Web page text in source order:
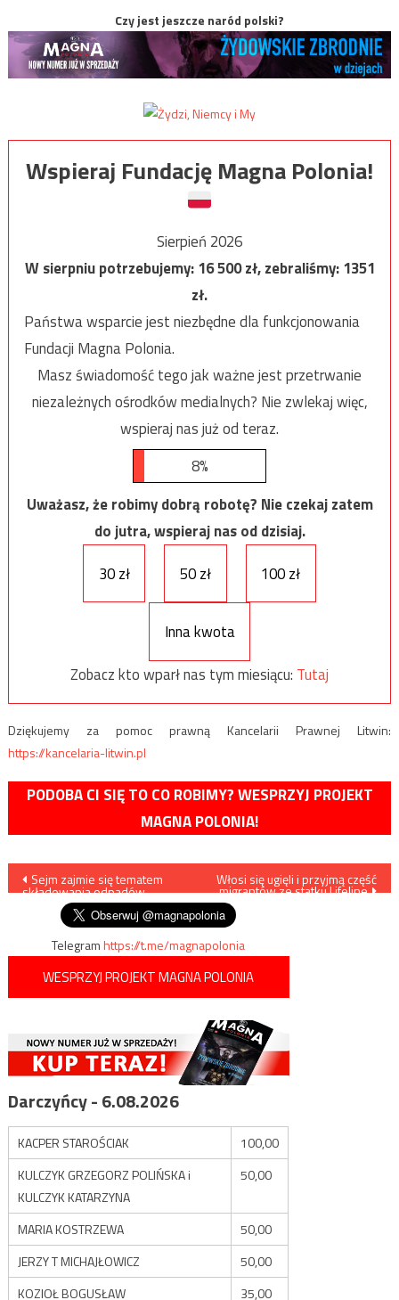
Czy jest jeszcze naród polski?
Wspieraj Fundację Magna Polonia!
Sierpień 2026
W sierpniu potrzebujemy:16 500zł, zebraliśmy:1351
zł.
Państwa wsparcie jest niezbędne dla funkcjonowania
Fundacji Magna Polonia.
Masz świadomość tego jak ważne jest przetrwanie
niezależnych ośrodków medialnych? Nie zwlekaj więc,
wspieraj nas już od teraz.
8%
Uważasz, że robimy dobrą robotę? Nie czekaj zatem
do jutra, wspieraj nas od dzisiaj.
30 zł
50 zł 100 zł
Inna kwota
Zobacz kto wparł nas tym miesiącu: Tutaj
Dziękujemy za pomoc prawną Kancelarii Prawnej Litwin:
https://kancelaria-litwin.pl
PODOBA CI SIĘ TO CO ROBIMY? WESPRZYJ PROJEKT
MAGNA POLONIA!
Nawigacja
wpisu
Sejm zajmie się tematem
składowania odpadów
Włosi się ugięli i przyjmą część
migrantów ze statku Lifeline
Telegramhttps://t.me/magnapolonia
WESPRZYJ PROJEKT MAGNA POLONIA
Darczyńcy - 6.08.2026
KACPER STAROŚCIAK
100,00
KULCZYK GRZEGORZ POLIŃSKA i
KULCZYK KATARZYNA
50,00
MARIA KOSTRZEWA
50,00
JERZY T MICHAJŁOWICZ
50,00
KOZIOŁ BOGUSŁAW
35,00